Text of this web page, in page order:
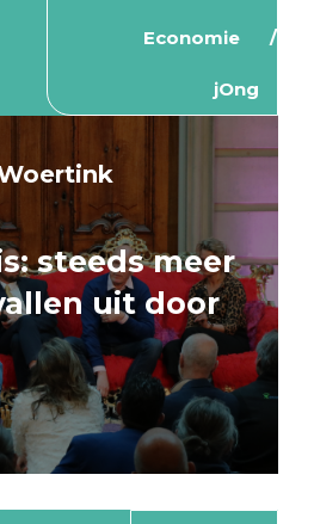
Economie
jOng
steeds meer
uit door